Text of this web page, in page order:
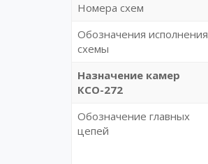
Номера схем
Обозначения исполнения
схемы
Назначение камер
КСО-272
Обозначение главных
цепей